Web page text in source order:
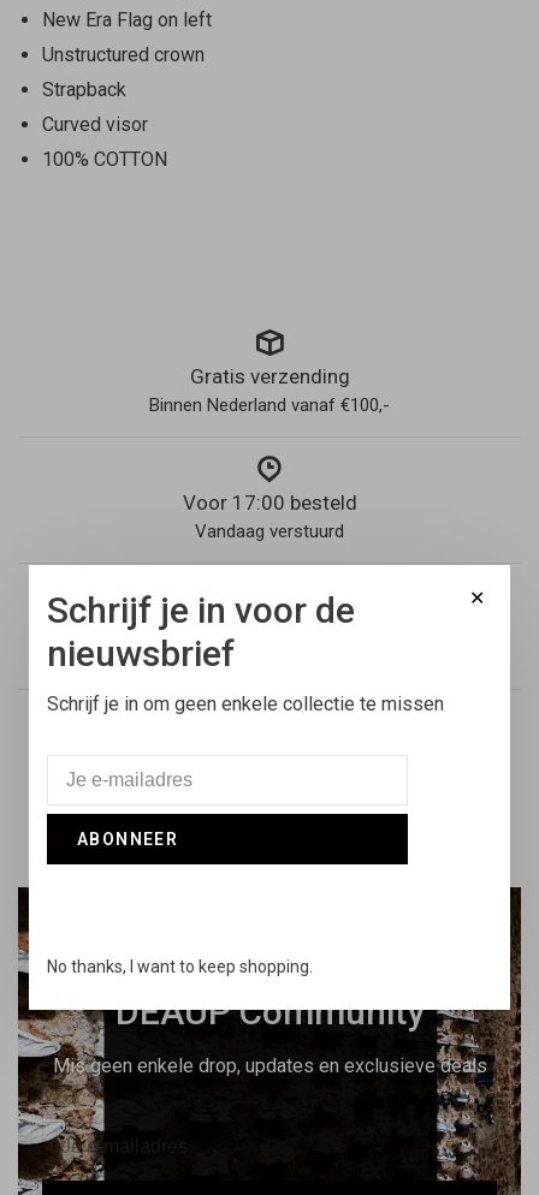
New Era Flag on left
Unstructured crown
Strapback
Curved visor
100% COTTON
Gratis verzending
Binnen Nederland vanaf €100,-
Voor 17:00 besteld
Vandaag verstuurd
Retouren
14 dagen niet goed geld terug
Snelle support
Online & via de telefoon
Word lid van de Daily
DEAUP Community
Mis geen enkele drop, updates en exclusieve deals
✕
Schrijf je in voor de
nieuwsbrief
Schrijf je in om geen enkele collectie te missen
ABONNEER
No thanks, I want to keep shopping.